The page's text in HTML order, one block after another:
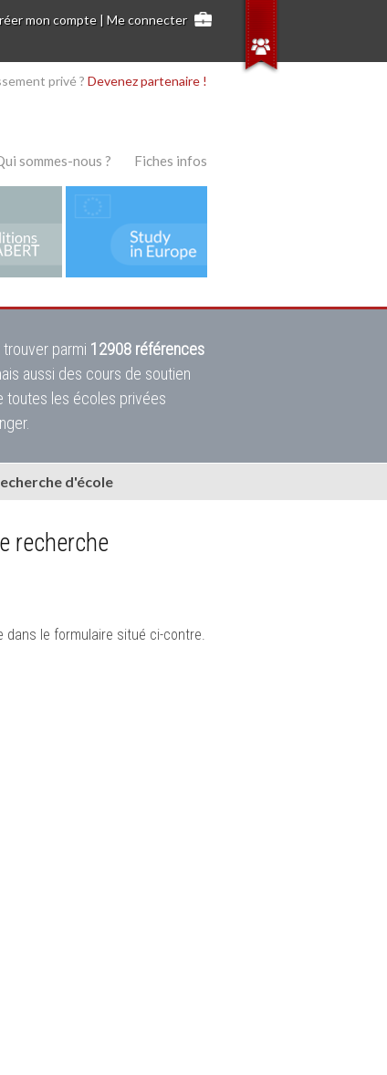
mon compte |Me connecter
privé ? Devenez partenaire !
sommes-nous ? Fiches infos
parmi 12908 références
aussi des cours de soutien
toutes les écoles privées
d'école
recherche
le formulaire situé ci-contre.